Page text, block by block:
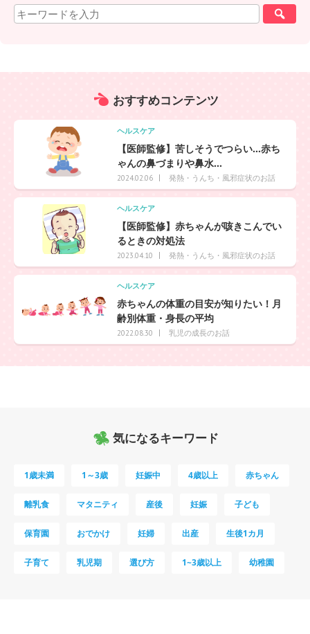
おすすめコンテンツ
ヘルスケア
【医師監修】苦しそうでつらい…赤ち
ゃんの鼻づまりや鼻水...
2024.02.06 発熱・うんち・風邪症状のお話
ヘルスケア
【医師監修】赤ちゃんが咳きこんでい
るときの対処法
2023.04.10 発熱・うんち・風邪症状のお話
ヘルスケア
赤ちゃんの体重の目安が知りたい！月
齢別体重・身長の平均
2022.08.30 乳児の成長のお話
気になるキーワード
1歳未満 1～3歳 妊娠中 4歳以上 赤ちゃん
離乳食 マタニティ 産後 妊娠 子ども
保育園 おでかけ 妊婦 出産 生後1カ月
子育て 乳児期 選び方 1~3歳以上 幼稚園